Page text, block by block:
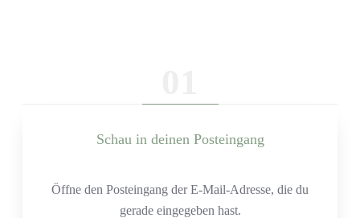
Schau in deinen Posteingang
Öffne den Posteingang der E-Mail-Adresse, die du
gerade eingegeben hast.